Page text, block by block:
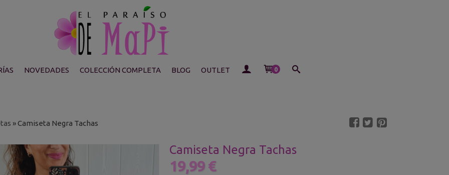
NOVEDADES COLECCIÓN COMPLETA BLOG OUTLET 0
»Camiseta Negra Tachas
Camiseta Negra Tachas
19,99 €